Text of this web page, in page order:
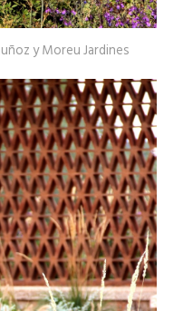
y Moreu Jardines